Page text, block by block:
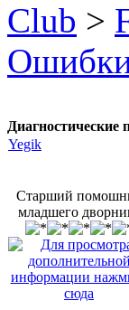
Club >
Диагностические
Yegik
Старший
младшего